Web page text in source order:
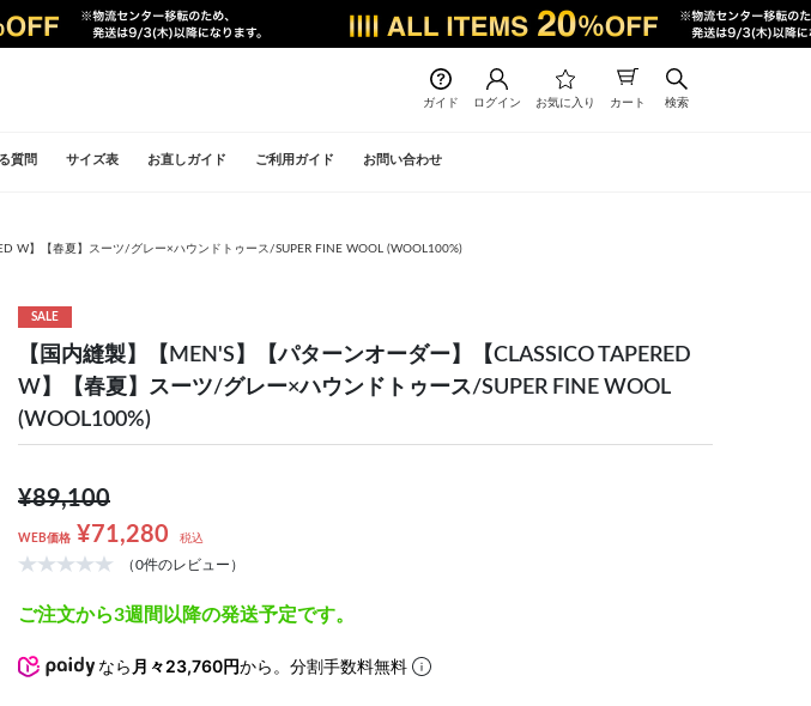
ガイド ログイン お気に入り カート 検索
質問 サイズ表 お直しガイド ご利用ガイド お問い合わせ
W】【春夏】スーツ/グレー×ハウンドトゥース/SUPER FINE WOOL (WOOL100%)
SALE
【国内縫製】【MEN'S】【パターンオーダー】【CLASSICO TAPERED
W】【春夏】スーツ/グレー×ハウンドトゥース/SUPER FINE WOOL
(WOOL100%)
¥89,100
WEB価格 ¥71,280 税込
（0件のレビュー）
ご注文から3週間以降の発送予定です。
なら 月々23,760円から。分割手数料無料